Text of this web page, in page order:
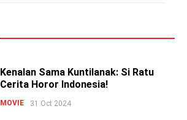
Kenalan Sama Kuntilanak: Si Ratu
Cerita Horor Indonesia!
MOVIE 31 Oct 2024